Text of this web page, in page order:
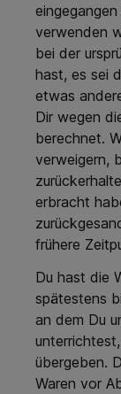
verwenden
bei der
hast, es sei
etwas
Dir wegen
berechnet.
verweigern,
erbracht
frühere
Du hast die
spätestens
an dem Du
übergeben.
Waren vor